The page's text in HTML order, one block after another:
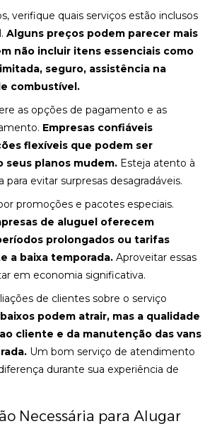
verifique quais serviços estão inclusos
Alguns preços podem parecer mais
não incluir itens essenciais como
seguro, assistência na
combustível.
as opções de pagamento e as
Empresas confiáveis
flexíveis que podem ser
seus planos mudem. Esteja atento à
para evitar surpresas desagradáveis.
promoções e pacotes especiais.
de aluguel oferecem
prolongados ou tarifas
a baixa temporada. Aproveitar essas
em economia significativa.
de clientes sobre o serviço
podem atrair, mas a qualidade
cliente e da manutenção das vans
Um bom serviço de atendimento
durante sua experiência de
Necessária para Alugar